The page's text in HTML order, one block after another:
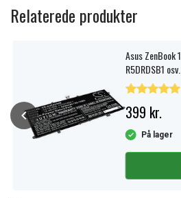
Relaterede produkter
Asus ZenBook
R5DRDSB1 osv.
399 kr.
På lager